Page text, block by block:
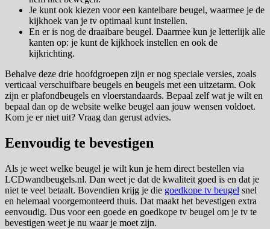
Je kunt ook kiezen voor een kantelbare beugel, waarmee je de
kijkhoek van je tv optimaal kunt instellen.
En er is nog de draaibare beugel. Daarmee kun je letterlijk alle
kanten op: je kunt de kijkhoek instellen en ook de
kijkrichting.
Behalve deze drie hoofdgroepen zijn er nog speciale versies, zoals
verticaal verschuifbare beugels en beugels met een uitzetarm. Ook
zijn er plafondbeugels en vloerstandaards. Bepaal zelf wat je wilt en
bepaal dan op de website welke beugel aan jouw wensen voldoet.
Kom je er niet uit? Vraag dan gerust advies.
Eenvoudig te bevestigen
Als je weet welke beugel je wilt kun je hem direct bestellen via
LCDwandbeugels.nl. Dan weet je dat de kwaliteit goed is en dat je
niet te veel betaalt. Bovendien krijg je die goedkope tv beugel snel
en helemaal voorgemonteerd thuis. Dat maakt het bevestigen extra
eenvoudig. Dus voor een goede en goedkope tv beugel om je tv te
bevestigen weet je nu waar je moet zijn.